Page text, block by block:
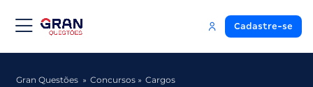
Cadastre-se
Gran Questões Concursos
Cargos